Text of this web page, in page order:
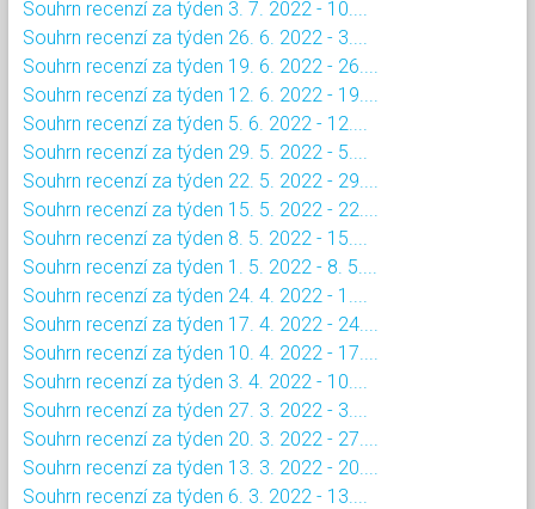
Souhrn recenzí za týden 3. 7. 2022 - 10....
Souhrn recenzí za týden 26. 6. 2022 - 3....
Souhrn recenzí za týden 19. 6. 2022 - 26....
Souhrn recenzí za týden 12. 6. 2022 - 19....
Souhrn recenzí za týden 5. 6. 2022 - 12....
Souhrn recenzí za týden 29. 5. 2022 - 5....
Souhrn recenzí za týden 22. 5. 2022 - 29....
Souhrn recenzí za týden 15. 5. 2022 - 22....
Souhrn recenzí za týden 8. 5. 2022 - 15....
Souhrn recenzí za týden 1. 5. 2022 - 8. 5....
Souhrn recenzí za týden 24. 4. 2022 - 1....
Souhrn recenzí za týden 17. 4. 2022 - 24....
Souhrn recenzí za týden 10. 4. 2022 - 17....
Souhrn recenzí za týden 3. 4. 2022 - 10....
Souhrn recenzí za týden 27. 3. 2022 - 3....
Souhrn recenzí za týden 20. 3. 2022 - 27....
Souhrn recenzí za týden 13. 3. 2022 - 20....
Souhrn recenzí za týden 6. 3. 2022 - 13....